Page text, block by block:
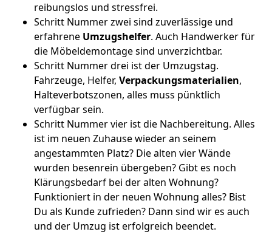
reibungslos und stressfrei.
Schritt Nummer zwei sind zuverlässige und
erfahrene Umzugshelfer. Auch Handwerker für
die Möbeldemontage sind unverzichtbar.
Schritt Nummer drei ist der Umzugstag.
Fahrzeuge, Helfer, Verpackungsmaterialien,
Halteverbotszonen, alles muss pünktlich
verfügbar sein.
Schritt Nummer vier ist die Nachbereitung. Alles
ist im neuen Zuhause wieder an seinem
angestammten Platz? Die alten vier Wände
wurden besenrein übergeben? Gibt es noch
Klärungsbedarf bei der alten Wohnung?
Funktioniert in der neuen Wohnung alles? Bist
Du als Kunde zufrieden? Dann sind wir es auch
und der Umzug ist erfolgreich beendet.